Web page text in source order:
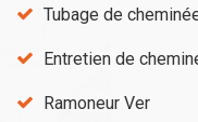
Tubage de
Entretien de
Ramoneur Ver